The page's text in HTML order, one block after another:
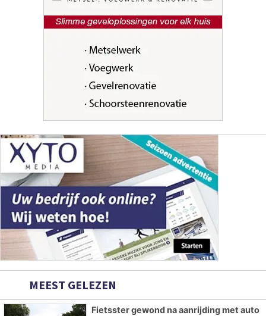
MEEST GELEZEN
Fietsster gewond na aanrijding met auto